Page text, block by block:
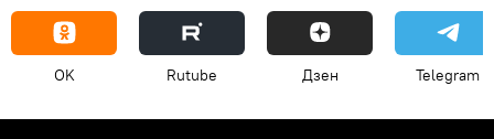
OK Rutube Дзен Telegram